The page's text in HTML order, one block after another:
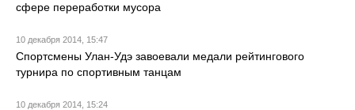
сфере переработки мусора
10 декабря 2014, 15:47
Спортсмены Улан-Удэ завоевали медали рейтингового
турнира по спортивным танцам
10 декабря 2014, 15:24